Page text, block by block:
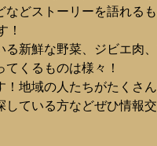
などストーリーを語れる
！
新鮮な野菜、ジビエ肉
くるものは様々！
！地域の人たちがたくさ
している方などぜひ情報